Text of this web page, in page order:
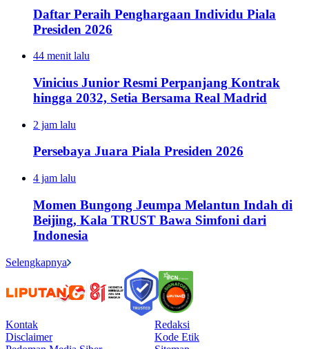
Daftar Peraih Penghargaan Individu Piala
Presiden 2026
44 menit lalu
Vinicius Junior Resmi Perpanjang Kontrak
hingga 2032, Setia Bersama Real Madrid
2 jam lalu
Persebaya Juara Piala Presiden 2026
4 jam lalu
Momen Bungong Jeumpa Melantun Indah di
Beijing, Kala TRUST Bawa Simfoni dari
Indonesia
Selengkapnya
Kontak
Redaksi
Disclaimer
Kode Etik